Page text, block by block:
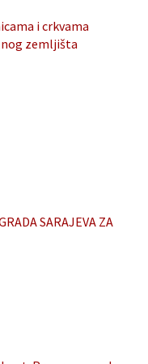
i crkvama
zemljišta
SARAJEVA ZA